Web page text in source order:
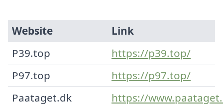
Website
Link
P39.top
https://p39.top/
P97.top
https://p97.top/
Paataget.dk
https://